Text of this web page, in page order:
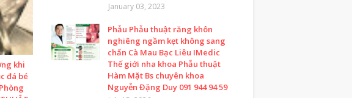
khi
đá bé
January 03, 2023
Phẫu Phẫu thuật răng khôn
nghiêng ngầm kẹt không sang
chấn Cà Mau Bạc Liêu IMedic
Thế giới nha khoa Phẫu thuật
Hàm Mặt Bs chuyên khoa
Nguyễn Đặng Duy 091 944 94 59